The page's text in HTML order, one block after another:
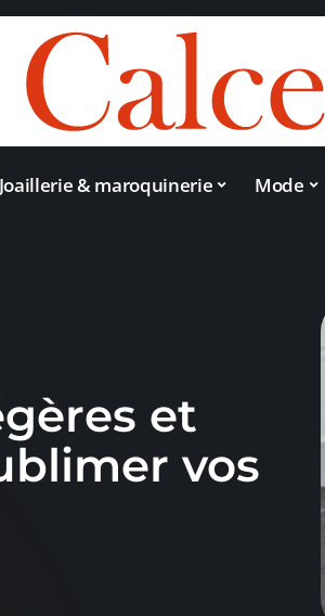
Joaillerie & maroquinerie Mode
et
vos